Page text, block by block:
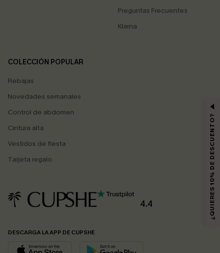
Preguntas Frecuentes
Klarna
COLECCIÓN POPULAR
Rebajas
Novedades semanales
Control de abdomen
Cintura alta
Vestidos de fiesta
Tarjeta regalo
4.4
DESCARGA LA APP DE CUPSHE
¿QUIERES 10% DE DESCUENTO?